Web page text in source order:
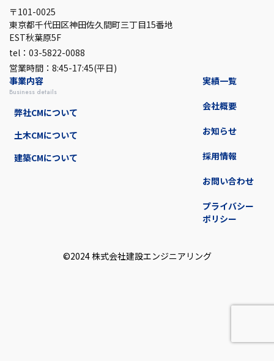
〒101-0025
東京都千代田区神田佐久間町三丁目15番地
EST秋葉原5F
tel：03-5822-0088
営業時間：8:45-17:45(平日)
事業内容
business details
弊社CMについて
土木CMについて
建築CMについて
実績一覧
会社概要
お知らせ
採用情報
お問い合わせ
プライバシー
ポリシー
©2024 株式会社建設エンジニアリング︎